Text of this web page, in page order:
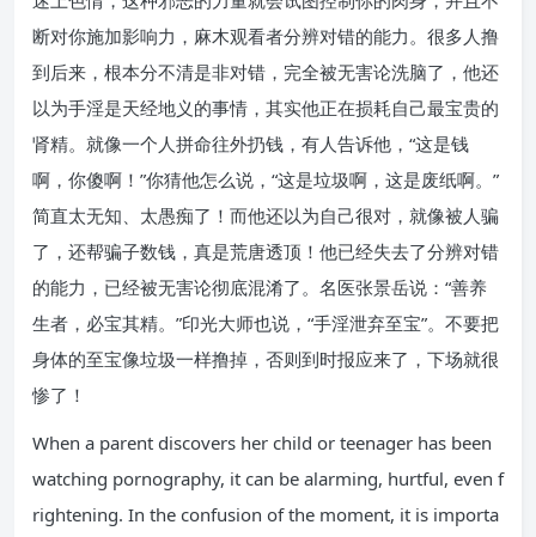
断对你施加影响力，麻木观看者分辨对错的能力。很多人撸
到后来，根本分不清是非对错，完全被无害论洗脑了，他还
以为手淫是天经地义的事情，其实他正在损耗自己最宝贵的
肾精。就像一个人拼命往外扔钱，有人告诉他，“这是钱
啊，你傻啊！”你猜他怎么说，“这是垃圾啊，这是废纸啊。”
简直太无知、太愚痴了！而他还以为自己很对，就像被人骗
了，还帮骗子数钱，真是荒唐透顶！他已经失去了分辨对错
的能力，已经被无害论彻底混淆了。名医张景岳说：“善养
生者，必宝其精。”印光大师也说，“手淫泄弃至宝”。不要把
身体的至宝像垃圾一样撸掉，否则到时报应来了，下场就很
惨了！
When a parent discovers her child or teenager has been
watching pornography, it can be alarming, hurtful, even f
rightening. In the confusion of the moment, it is importa